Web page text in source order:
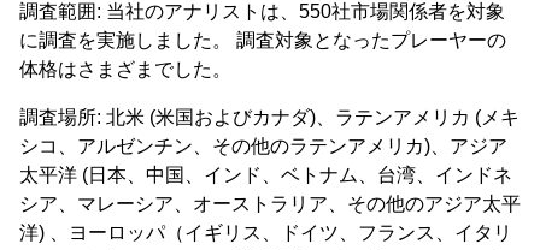
調査範囲: 当社のアナリストは、550社市場関係者を対象
に調査を実施しました。 調査対象となったプレーヤーの
体格はさまざまでした。
調査場所: 北米 (米国およびカナダ)、ラテンアメリカ (メキ
シコ、アルゼンチン、その他のラテンアメリカ)、アジア
太平洋 (日本、中国、インド、ベトナム、台湾、インドネ
シア、マレーシア、オーストラリア、その他のアジア太平
洋) 、ヨーロッパ（イギリス、ドイツ、フランス、イタリ